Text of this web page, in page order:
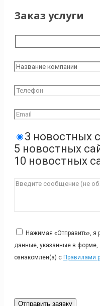
Заказ услуги
3 новостных
5 новостных
10 новостных
Нажимая «Отправить», я
данные, указанные в форме,
ознакомлен(а) с Правилами